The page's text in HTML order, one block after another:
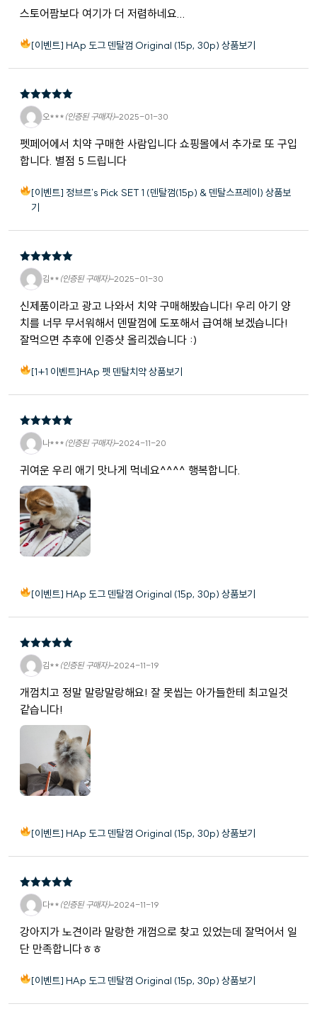
스토어팜보다 여기가 더 저렴하네요...
[이벤트] HAp 도그 덴탈껌 Original (15p, 30p) 상품보기
5 중에서
로 평가됨
오*** (인증된 구매자)–2025-01-30
펫페어에서 치약 구매한 사람입니다 쇼핑몰에서 추가로 또 구입
합니다. 별점 5 드립니다
[이벤트] 정브르's Pick SET 1 (덴탈껌(15p) & 덴탈스프레이) 상품보
기
5 중에서
로 평가됨
김** (인증된 구매자)–2025-01-30
신제품이라고 광고 나와서 치약 구매해봤습니다! 우리 아기 양
치를 너무 무서워해서 덴딸껌에 도포해서 급여해 보겠습니다!
잘먹으면 추후에 인증샷 올리겠습니다 :)
[1+1 이벤트]HAp 펫 덴탈치약 상품보기
5 중에서
로 평가됨
나*** (인증된 구매자)–2024-11-20
귀여운 우리 애기 맛나게 먹네요^^^^ 행복합니다.
[이벤트] HAp 도그 덴탈껌 Original (15p, 30p) 상품보기
5 중에서
로 평가됨
김** (인증된 구매자)–2024-11-19
개껌치고 정말 말랑말랑해요! 잘 못씹는 아가들한테 최고일것
같습니다!
[이벤트] HAp 도그 덴탈껌 Original (15p, 30p) 상품보기
5 중에서
로 평가됨
다** (인증된 구매자)–2024-11-19
강아지가 노견이라 말랑한 개껌으로 찾고 있었는데 잘먹어서 일
단 만족합니다ㅎㅎ
[이벤트] HAp 도그 덴탈껌 Original (15p, 30p) 상품보기